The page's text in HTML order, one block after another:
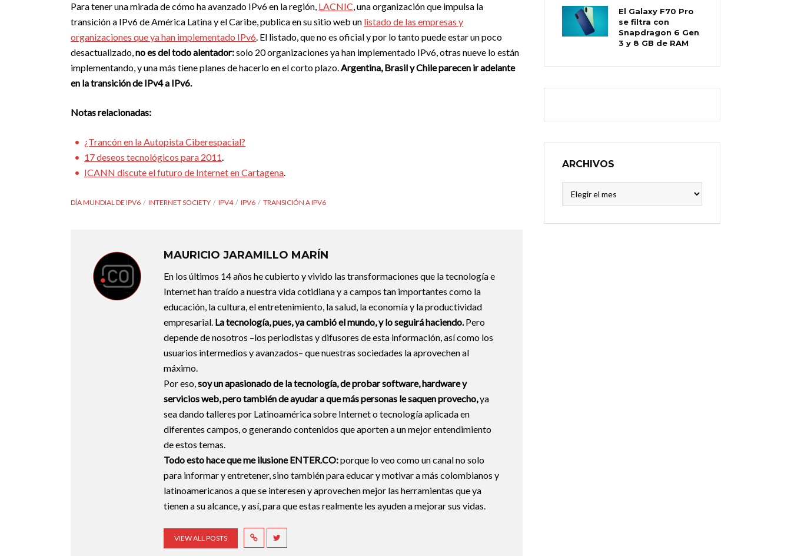
Para tener una mirada de cómo ha avanzado IPv6 en la región, LACNIC, una organización que impulsa la
transición a IPv6 de América Latina y el Caribe, publica en su sitio web un listado de las empresas y
organizaciones que ya han implementado IPv6. El listado, que no es oficial y por lo tanto puede estar un poco
desactualizado,no es del todo alentador:solo 20 organizaciones ya han implementado IPv6, otras nueve lo están
implementando, y una más tiene planes de hacerlo en el corto plazo.Argentina, Brasil y Chile parecen ir adelante
en la transición de IPv4 a IPv6.
Notas relacionadas:
¿Trancón en la Autopista Ciberespacial?
17 deseos tecnológicos para 2011.
ICANN discute el futuro de Internet en Cartagena.
DÍA MUNDIAL DE IPV6 INTERNET SOCIETY IPV4 IPV6 TRANSICIÓN A IPV6
MAURICIO JARAMILLO MARÍN
En los últimos 14 años he cubierto y vivido las transformaciones que la tecnología e
Internet han traído a nuestra vida cotidiana y a campos tan importantes como la
educación, la cultura, el entretenimiento, la salud, la economía y la productividad
empresarial. La tecnología, pues, ya cambió el mundo, y lo seguirá haciendo.Pero
depende de nosotros –los periodistas y difusores de esta información, así como los
usuarios intermedios y avanzados– que nuestras sociedades la aprovechen al
máximo.
Por eso,soy un apasionado de la tecnología, de probar software, hardware y
servicios web, pero también de ayudar a que más personas le saquen provecho,ya
sea dando talleres por Latinoamérica sobre Internet o tecnología aplicada en
diferentes campos, o generando contenidos que aporten a un mejor entendimiento
de estos temas.
Todo esto hace que me ilusione ENTER.CO:porque lo veo como un canal no solo
para informar y entretener, sino también para educar y motivar a más colombianos y
latinoamericanos a que se interesen y aprovechen mejor las herramientas que ya
tienen a su alcance, y así, para que estas realmente les ayuden a mejorar sus vidas.
VIEW ALL POSTS
El Galaxy F70 Pro
se filtra con
Snapdragon 6 Gen
3 y 8 GB de RAM
ARCHIVOS